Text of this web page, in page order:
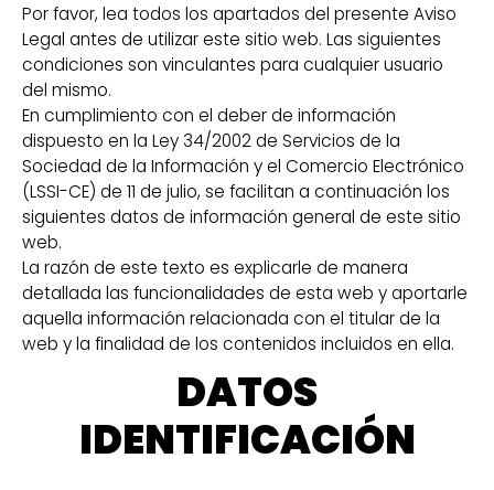
Por favor, lea todos los apartados del presente Aviso
Legal antes de utilizar este sitio web. Las siguientes
condiciones son vinculantes para cualquier usuario
del mismo.
En cumplimiento con el deber de información
dispuesto en la Ley 34/2002 de Servicios de la
Sociedad de la Información y el Comercio Electrónico
(LSSI-CE) de 11 de julio, se facilitan a continuación los
siguientes datos de información general de este sitio
web.
La razón de este texto es explicarle de manera
detallada las funcionalidades de esta web y aportarle
aquella información relacionada con el titular de la
web y la finalidad de los contenidos incluidos en ella.
DATOS
IDENTIFICACIÓN